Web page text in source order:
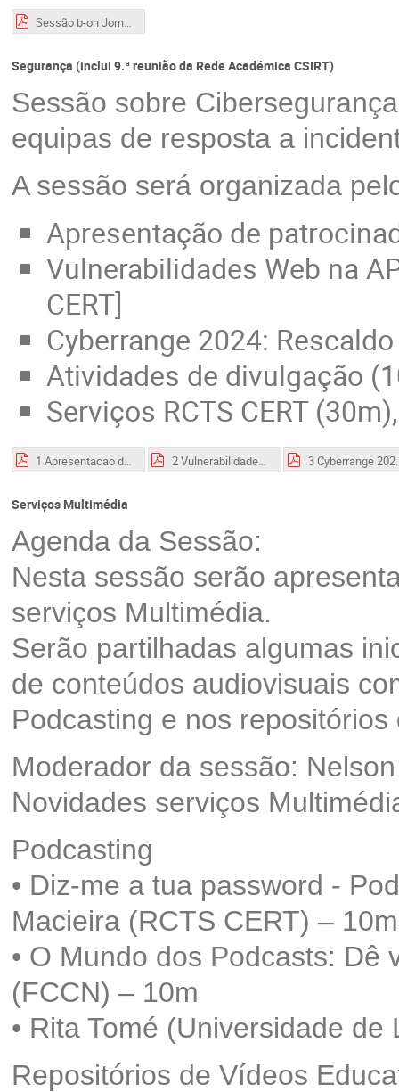
Segurança (inclui 9.ª reunião da Rede Académica CSIRT)
Sessão sobre
equipas de resposta a
A sessão será organizada
Apresentação de
Vulnerabilidades Web na
CERT]
Cyberrange 2024:
Atividades de divulgação
Serviços RCTS CERT
2 Vulnerabilidades Web na AP & RCTS.pdf 3
Serviços Multimédia
Agenda da Sessão:
Nesta sessão serão
serviços Multimédia.
Serão partilhadas algumas
de conteúdos audiovisuais
Podcasting e nos
Moderador da sessão:
Novidades serviços
Podcasting
• Diz-me a tua password -
Macieira (RCTS CERT) – 10m
• O Mundo dos Podcasts:
(FCCN) – 10m
• Rita Tomé (Universidade de
Repositórios de Vídeos